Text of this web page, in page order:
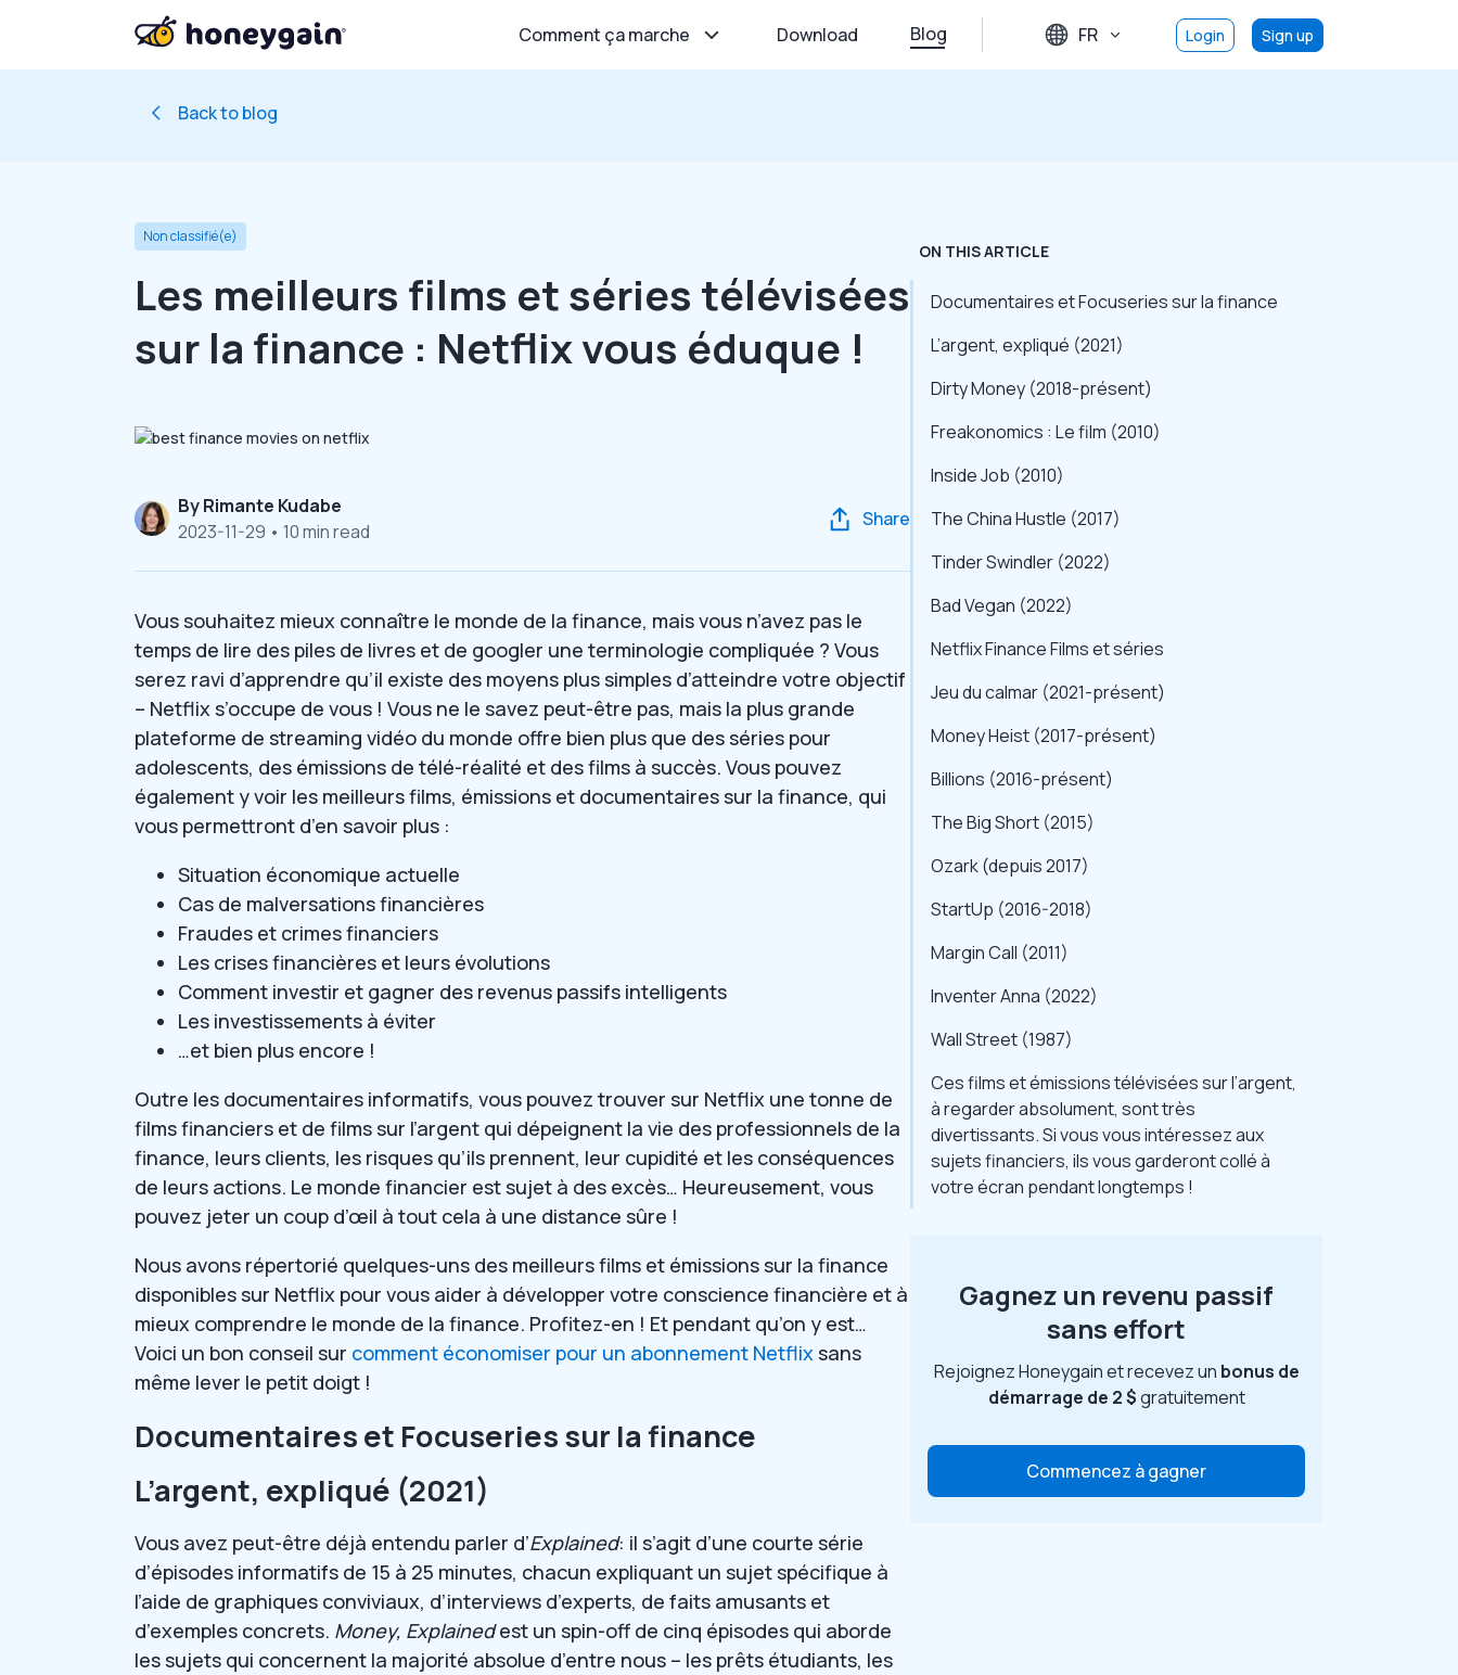
Comment ça marche Download Blog FR Login Sign up
Back to blog
Non classifié(e)
Les meilleurs films et séries télévisées
sur la finance : Netflix vous éduque !
ByRimante Kudabe
2023-11-29 • 10 min read
Share
Vous souhaitez mieux connaître le monde de la finance, mais vous n’avez pas le
temps de lire des piles de livres et de googler une terminologie compliquée ? Vous
serez ravi d’apprendre qu’il existe des moyens plus simples d’atteindre votre objectif
– Netflix s’occupe de vous ! Vous ne le savez peut-être pas, mais la plus grande
plateforme de streaming vidéo du monde offre bien plus que des séries pour
adolescents, des émissions de télé-réalité et des films à succès. Vous pouvez
également y voir les meilleurs films, émissions et documentaires sur la finance, qui
vous permettront d’en savoir plus :
Situation économique actuelle
Cas de malversations financières
Fraudes et crimes financiers
Les crises financières et leurs évolutions
Comment investir et gagner des revenus passifs intelligents
Les investissements à éviter
…et bien plus encore !
Outre les documentaires informatifs, vous pouvez trouver sur Netflix une tonne de
films financiers et de films sur l’argent qui dépeignent la vie des professionnels de la
finance, leurs clients, les risques qu’ils prennent, leur cupidité et les conséquences
de leurs actions. Le monde financier est sujet à des excès… Heureusement, vous
pouvez jeter un coup d’œil à tout cela à une distance sûre !
Nous avons répertorié quelques-uns des meilleurs films et émissions sur la finance
disponibles sur Netflix pour vous aider à développer votre conscience financière et à
mieux comprendre le monde de la finance. Profitez-en ! Et pendant qu’on y est…
Voici un bon conseil sur comment économiser pour un abonnement Netflixsans
même lever le petit doigt !
Documentaires et Focuseries sur la finance
L’argent, expliqué (2021)
Vous avez peut-être déjà entendu parler d’Explained: il s’agit d’une courte série
d’épisodes informatifs de 15 à 25 minutes, chacun expliquant un sujet spécifique à
l’aide de graphiques conviviaux, d’interviews d’experts, de faits amusants et
d’exemples concrets. Money, Explainedest un spin-off de cinq épisodes qui aborde
les sujets qui concernent la majorité absolue d’entre nous – les prêts étudiants, les
ON THIS ARTICLE
Documentaires et Focuseries sur la finance
L’argent, expliqué (2021)
Dirty Money (2018-présent)
Freakonomics : Le film (2010)
Inside Job (2010)
The China Hustle (2017)
Tinder Swindler (2022)
Bad Vegan (2022)
Netflix Finance Films et séries
Jeu du calmar (2021-présent)
Money Heist (2017-présent)
Billions (2016-présent)
The Big Short (2015)
Ozark (depuis 2017)
StartUp (2016-2018)
Margin Call (2011)
Inventer Anna (2022)
Wall Street (1987)
Ces films et émissions télévisées sur l’argent,
à regarder absolument, sont très
divertissants. Si vous vous intéressez aux
sujets financiers, ils vous garderont collé à
votre écran pendant longtemps !
Gagnez un revenu passif
sans effort
Rejoignez Honeygain et recevez un bonus de
démarrage de 2 $gratuitement
Commencez à gagner